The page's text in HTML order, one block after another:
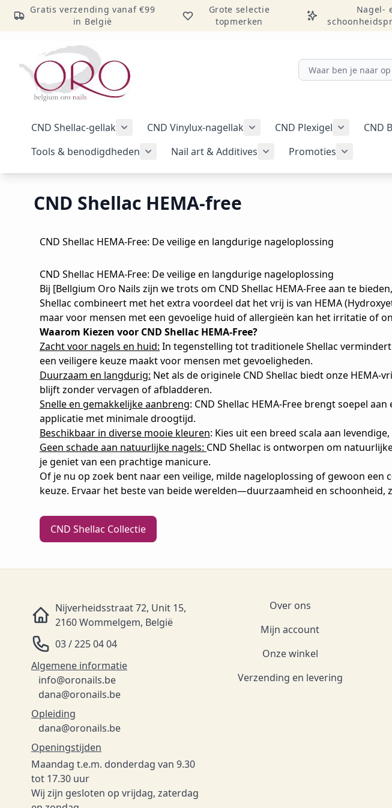
Gratis verzending vanaf €99
in België
Grote selectie
topmerken
Nagel-
Ga naar inhoud
Zoeken
CND Shellac-gellak
CND Vinylux-nagellak
CND Plexigel
CND
Tools & benodigdheden
Nail art & Additives
Promoties
CND Shellac HEMA-free
CND Shellac HEMA-Free: De veilige en langdurige nageloplossing
CND Shellac HEMA-Free: De veilige en langdurige nageloplossing
Bij [Bellgium Oro Nails zijn we trots om CND Shellac HEMA-Free aan te
Shellac combineert met het extra voordeel dat het vrij is van HEMA
maar voor mensen met een gevoelige huid of allergieën kan het irritatie of
Waarom Kiezen voor CND Shellac HEMA-Free?
Zacht voor nagels en huid: In tegenstelling tot traditionele Shellac
een veiligere keuze maakt voor mensen met gevoeligheden.
Duurzaam en langdurig: Net als de originele CND Shellac biedt onze
blijft zonder vervagen of afbladderen.
Snelle en gemakkelijke aanbreng: CND Shellac HEMA-Free brengt soepel
applicatie met minimale droogtijd.
Beschikbaar in diverse mooie kleuren: Kies uit een breed scala aan
Geen schade aan natuurlijke nagels: CND Shellac is ontworpen om
je geniet van een prachtige manicure.
Of je nu op zoek bent naar een veilige, milde nageloplossing of gewoon
keuze. Ervaar het beste van beide werelden—duurzaamheid en
CND Shellac Collectie
Nijverheidsstraat 72, Unit 15,
2160 Wommelgem, België
03 / 225 04 04
Algemene informatie
info@oronails.be
dana@oronails.be
Opleiding
dana@oronails.be
Openingstijden
Maandag t.e.m. donderdag van 9.30
tot 17.30 uur
Wij zijn gesloten op vrijdag, zaterdag
Over ons
Mijn account
Onze winkel
Verzending en levering